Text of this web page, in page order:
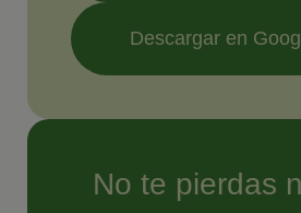
Descargar en
No te pierdas